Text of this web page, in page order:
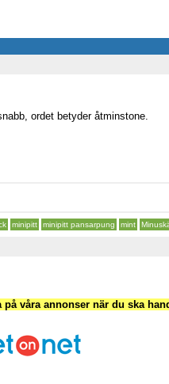
ordet betyder åtminstone.
minipitt minipitt pansarpung mint
våra annonser när du ska